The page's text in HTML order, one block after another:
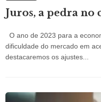
Juros, a pedra no
O ano de 2023 para a
dificuldade do mercado em
destacaremos os ajustes...